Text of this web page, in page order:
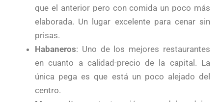
que el anterior pero con comida un poco más
elaborada. Un lugar excelente para cenar sin
prisas.
Habaneros: Uno de los mejores restaurantes
en cuanto a calidad-precio de la capital. La
única pega es que está un poco alejado del
centro.